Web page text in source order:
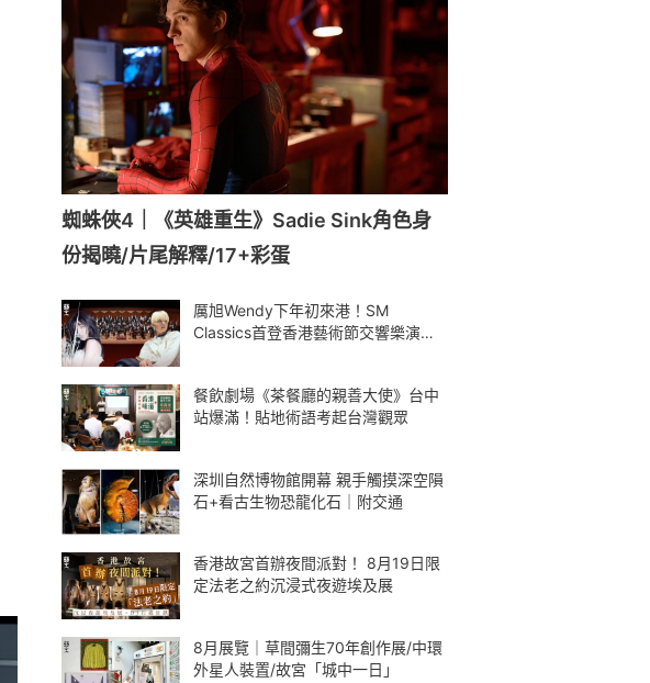
蜘蛛俠4｜《英雄重生》Sadie Sink角色身
份揭曉/片尾解釋/17+彩蛋
厲旭Wendy下年初來港！SM
Classics首登香港藝術節交響樂演繹
餐飲劇場《茶餐廳的親善大使》台中
站爆滿！貼地術語考起台灣觀眾
深圳自然博物館開幕 親手觸摸深空隕
石+看古生物恐龍化石｜附交通
香港故宮首辦夜間派對！ 8月19日限
定法老之約沉浸式夜遊埃及展
8月展覽｜草間彌生70年創作展/中環
外星人裝置/故宮「城中一日」